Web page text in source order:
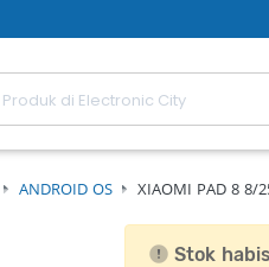
ANDROID OS XIAOMI PAD 8 8/
Stok